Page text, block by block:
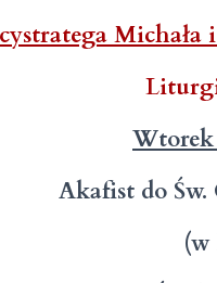
Wtorek
Akafist do Św.